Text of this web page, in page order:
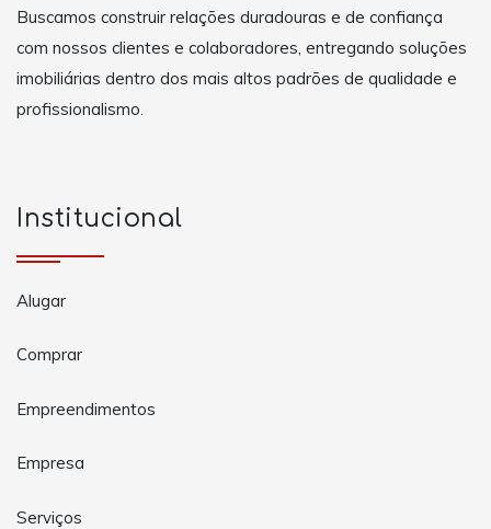
Buscamos construir relações duradouras e de confiança
com nossos clientes e colaboradores, entregando soluções
imobiliárias dentro dos mais altos padrões de qualidade e
profissionalismo.
Institucional
Alugar
Comprar
Empreendimentos
Empresa
Serviços